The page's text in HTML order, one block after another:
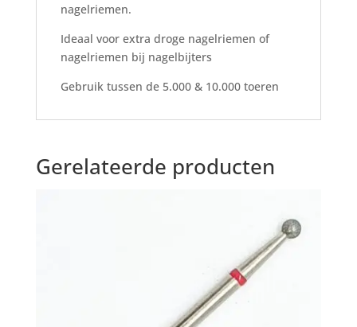
nagelriemen.
Ideaal voor extra droge nagelriemen of
nagelriemen bij nagelbijters
Gebruik tussen de 5.000 & 10.000 toeren
Gerelateerde producten